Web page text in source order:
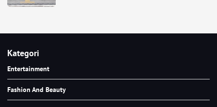
Kategori
Entertainment
Fashion And Beauty